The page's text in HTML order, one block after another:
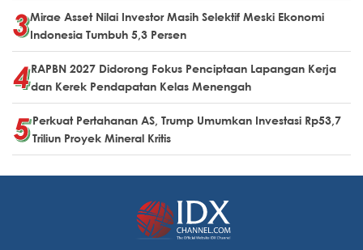
Mirae Asset Nilai Investor Masih Selektif Meski Ekonomi
Indonesia Tumbuh 5,3 Persen
RAPBN 2027 Didorong Fokus Penciptaan Lapangan Kerja
dan Kerek Pendapatan Kelas Menengah
Perkuat Pertahanan AS, Trump Umumkan Investasi Rp53,7
Triliun Proyek Mineral Kritis